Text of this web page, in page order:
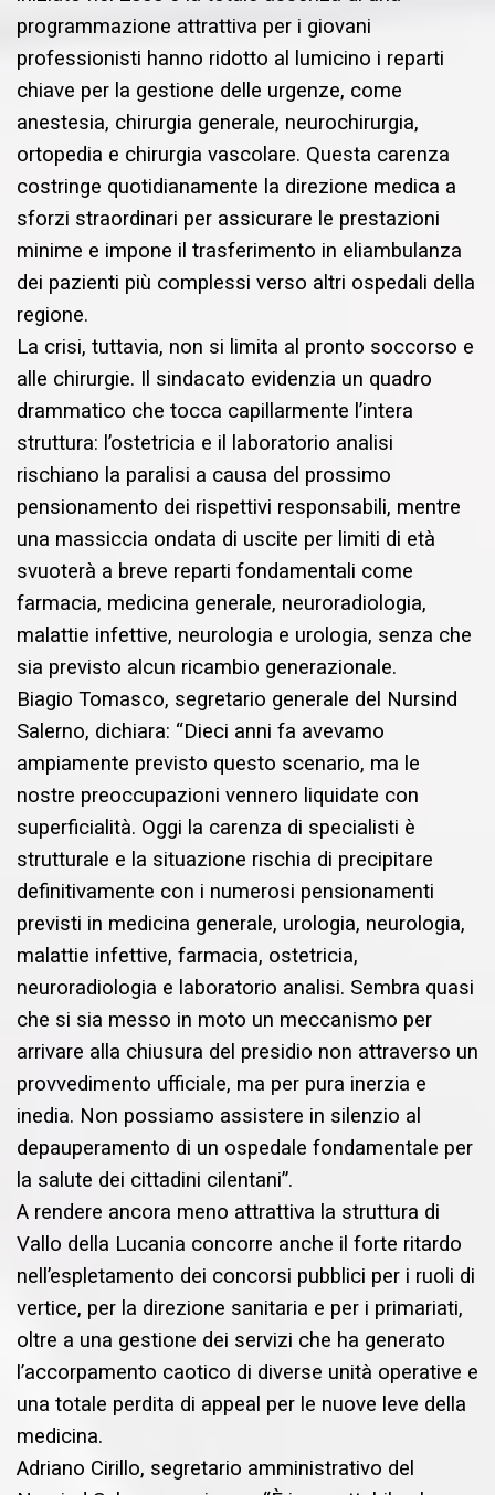
programmazione attrattiva per i giovani
professionisti hanno ridotto al lumicino i reparti
chiave per la gestione delle urgenze, come
anestesia, chirurgia generale, neurochirurgia,
ortopedia e chirurgia vascolare. Questa carenza
costringe quotidianamente la direzione medica a
sforzi straordinari per assicurare le prestazioni
minime e impone il trasferimento in eliambulanza
dei pazienti più complessi verso altri ospedali della
regione.
La crisi, tuttavia, non si limita al pronto soccorso e
alle chirurgie. Il sindacato evidenzia un quadro
drammatico che tocca capillarmente l’intera
struttura: l’ostetricia e il laboratorio analisi
rischiano la paralisi a causa del prossimo
pensionamento dei rispettivi responsabili, mentre
una massiccia ondata di uscite per limiti di età
svuoterà a breve reparti fondamentali come
farmacia, medicina generale, neuroradiologia,
malattie infettive, neurologia e urologia, senza che
sia previsto alcun ricambio generazionale.
Biagio Tomasco, segretario generale del Nursind
Salerno, dichiara: “Dieci anni fa avevamo
ampiamente previsto questo scenario, ma le
nostre preoccupazioni vennero liquidate con
superficialità. Oggi la carenza di specialisti è
strutturale e la situazione rischia di precipitare
definitivamente con i numerosi pensionamenti
previsti in medicina generale, urologia, neurologia,
malattie infettive, farmacia, ostetricia,
neuroradiologia e laboratorio analisi. Sembra quasi
che si sia messo in moto un meccanismo per
arrivare alla chiusura del presidio non attraverso un
provvedimento ufficiale, ma per pura inerzia e
inedia. Non possiamo assistere in silenzio al
depauperamento di un ospedale fondamentale per
la salute dei cittadini cilentani”.
A rendere ancora meno attrattiva la struttura di
Vallo della Lucania concorre anche il forte ritardo
nell’espletamento dei concorsi pubblici per i ruoli di
vertice, per la direzione sanitaria e per i primariati,
oltre a una gestione dei servizi che ha generato
l’accorpamento caotico di diverse unità operative e
una totale perdita di appeal per le nuove leve della
medicina.
Adriano Cirillo, segretario amministrativo del